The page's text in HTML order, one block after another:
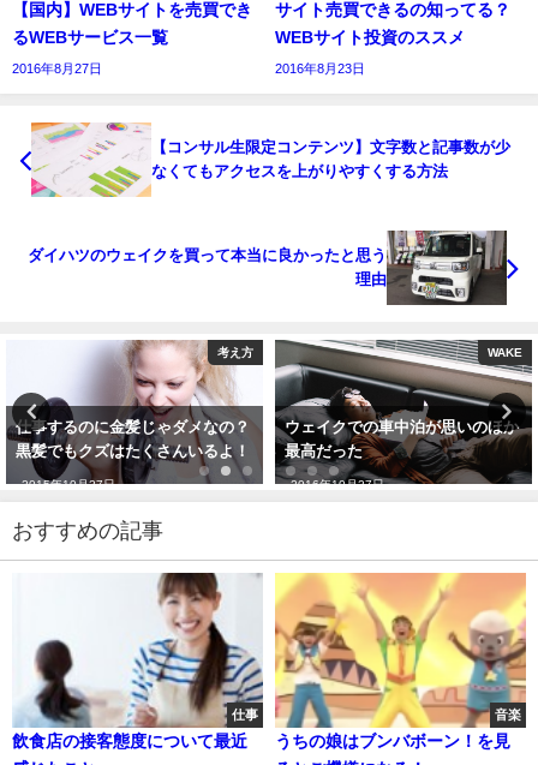
【国内】WEBサイトを売買でき
るWEBサービス一覧
2016年8月27日
サイト売買できるの知ってる？
WEBサイト投資のススメ
2016年8月23日
【コンサル生限定コンテンツ】文字数と記事数が少
なくてもアクセスを上がりやすくする方法
ダイハツのウェイクを買って本当に良かったと思う
理由
考え方
仕事するのに金髪じゃダメなの？
黒髪でもクズはたくさんいるよ！
2015年10月27日
WAKE
ウェイクでの車中泊が思いのほか
最高だった
2016年10月27日
おすすめの記事
仕事
飲食店の接客態度について最近
音楽
うちの娘はブンバボーン！を見